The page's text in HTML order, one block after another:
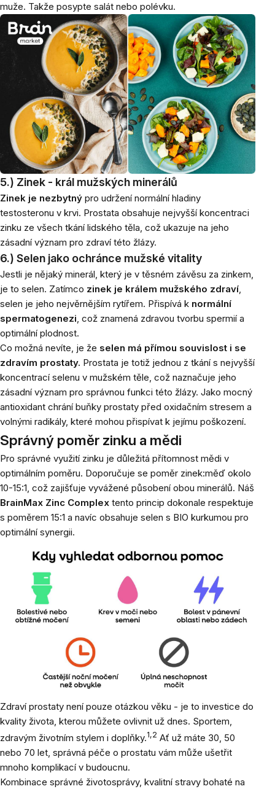
muže. Takže posypte salát nebo polévku.
5.) Zinek - král mužských minerálů
Zinek je nezbytný pro udržení normální hladiny
testosteronu v krvi. Prostata obsahuje nejvyšší koncentraci
zinku ze všech tkání lidského těla, což ukazuje na jeho
zásadní význam pro zdraví této žlázy.
6.) Selen jako ochránce mužské vitality
Jestli je nějaký minerál, který je v těsném závěsu za zinkem,
je to selen. Zatímco zinek je králem mužského zdraví,
selen je jeho nejvěrnějším rytířem. Přispívá k normální
spermatogenezi, což znamená zdravou tvorbu spermií a
optimální plodnost.
Co možná nevíte, je že selen má přímou souvislost i se
zdravím prostaty. Prostata je totiž jednou z tkání s nejvyšší
koncentrací selenu v mužském těle, což naznačuje jeho
zásadní význam pro správnou funkci této žlázy. Jako mocný
antioxidant chrání buňky prostaty před oxidačním stresem a
volnými radikály, které mohou přispívat k jejímu poškození.
Správný poměr zinku a mědi
Pro správné využití zinku je důležitá přítomnost mědi v
optimálním poměru. Doporučuje se poměr zinek:měď okolo
10-15:1, což zajišťuje vyvážené působení obou minerálů. Náš
BrainMax Zinc Complex tento princip dokonale respektuje
s poměrem 15:1 a navíc obsahuje selen s BIO kurkumou pro
optimální synergii.
Zdraví prostaty není pouze otázkou věku - je to investice do
kvality života, kterou můžete ovlivnit už dnes. Sportem,
zdravým životním stylem i doplňky.1,2 Ať už máte 30, 50
nebo 70 let, správná péče o prostatu vám může ušetřit
mnoho komplikací v budoucnu.
Kombinace správné životosprávy, kvalitní stravy bohaté na